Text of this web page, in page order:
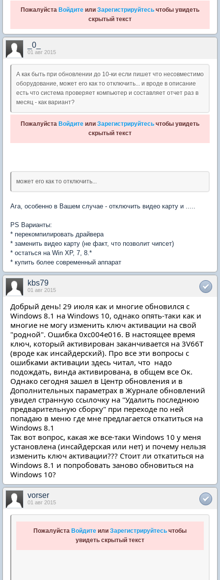
Пожалуйста Войдите или Зарегистрируйтесь чтобы увидеть
скрытый текст
_0_
01 авг 2015
А как быть при обновлении до 10-ки если пишет что несовместимо
оборудование, может его как то отключить... и вроде в описание
есть что система проверяет компьютер и составляет отчет раз в
месяц - как вариант?
Пожалуйста Войдите или Зарегистрируйтесь чтобы увидеть
скрытый текст
может его как то отключить...
Ага, особенно в Вашем случае - отключить видео карту и .....
PS Варианты:
* перекомпилировать драйвера
* заменить видео карту (не факт, что позволит чипсет)
* остаться на Win XP, 7, 8.*
* купить более современный аппарат
kbs79
01 авг 2015
Добрый день! 29 июля как и многие обновился с
Windows 8.1 на Windows 10, однако опять-таки как и
многие не могу изменить ключ активации на свой
"родной". Ошибка 0хс004е016. В настоящее время
ключ, который активирован заканчивается на 3V66T
(вроде как инсайдерский). Про все эти вопросы с
ошибками активации здесь читал, что надо
подождать, винда активирована, в общем все Ок.
Однако сегодня зашел в Центр обновления и в
Дополнительных параметрах в Журнале обновлений
увидел странную ссылочку на "Удалить последнюю
предварительную сборку" при переходе по ней
попадаю в меню где мне предлагается откатиться на
Windows 8.1
Так вот вопрос, какая же все-таки Windows 10 у меня
установлена (инсайдерская или нет) и почему нельзя
изменить ключ активации??? Стоит ли откатиться на
Windows 8.1 и попробовать заново обновиться на
Windows 10?
vorser
01 авг 2015
Пожалуйста Войдите или Зарегистрируйтесь чтобы
увидеть скрытый текст